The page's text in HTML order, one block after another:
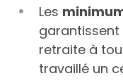
Les
retraite à
travaillé un